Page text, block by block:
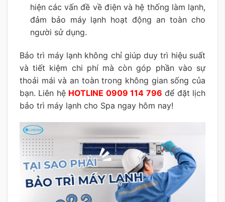
hiện các vấn đề về điện và hệ thống làm lạnh,
đảm bảo máy lạnh hoạt động an toàn cho
người sử dụng.
Bảo trì máy lạnh không chỉ giúp duy trì hiệu suất
và tiết kiệm chi phí mà còn góp phần vào sự
thoải mái và an toàn trong không gian sống của
bạn. Liên hệ HOTLINE 0909 114 796 để đặt lịch
bảo trì máy lạnh cho Spa ngay hôm nay!